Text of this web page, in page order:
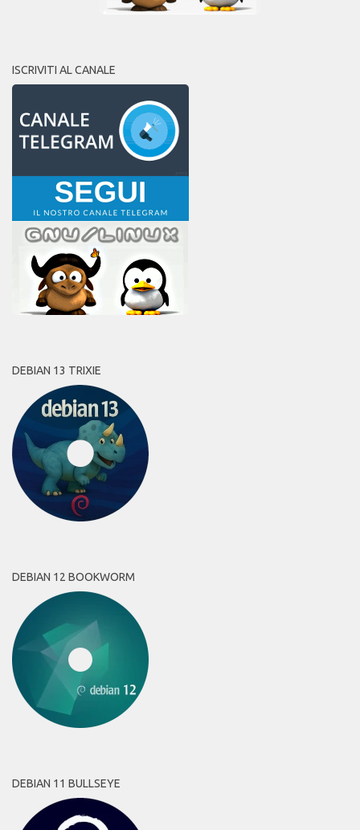
ISCRIVITI AL CANALE
DEBIAN 13 TRIXIE
DEBIAN 12 BOOKWORM
DEBIAN 11 BULLSEYE